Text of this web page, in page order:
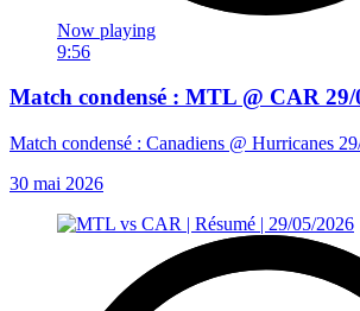
Now playing
9:56
Match condensé : MTL @ CAR 29/
Match condensé : Canadiens @ Hurricanes
30 mai 2026